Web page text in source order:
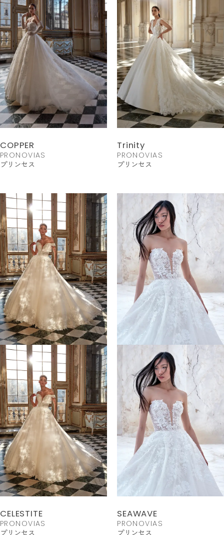
COPPER
PRONOVIAS
プリンセス
Trinity
PRONOVIAS
プリンセス
CELESTITE
PRONOVIAS
プリンセス
SEAWAVE
PRONOVIAS
プリンセス